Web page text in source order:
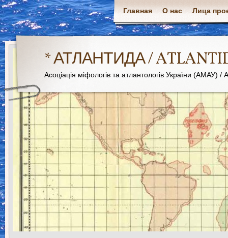
Главная О нас Лица
* АТЛАНТИДА /
Асоціація міфологів та атлантологів України